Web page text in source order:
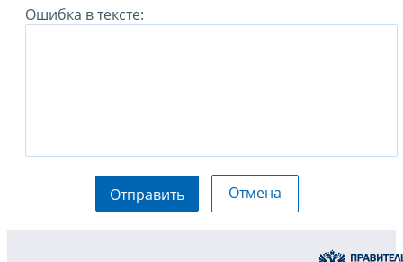
Ошибка в тексте:
Отправить Отмена